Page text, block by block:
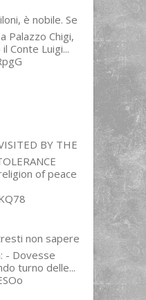
è nobile. Se
Palazzo Chigi,
Conte Luigi...
BY THE
|religion of peace
non sapere
- Dovesse
turno delle...